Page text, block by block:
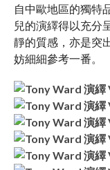
自中歐地區的獨特
兒的演繹得以充分
靜的質感，亦是突
妨細細參考一番。